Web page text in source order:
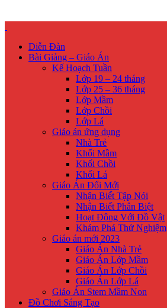
Diễn Đàn
Bài Giảng – Giáo Án
Kế Hoạch Tuần
Lớp 19 – 24 tháng
Lớp 25 – 36 tháng
Lớp Mầm
Lớp Chồi
Lớp Lá
Giáo án ứng dụng
Nhà Trẻ
Khối Mầm
Khối Chồi
Khối Lá
Giáo Án Đổi Mới
Nhận Biế́t Tập Nói
Nhận Biết Phân Biệt
Hoạt Động Với Đồ Vật
Khám Phá Thử Nghiệm
Giáo án mới 2023
Giáo Án Nhà Trẻ
Giáo Án Lớp Mầm
Giáo Án Lớp Chồi
Giáo Án Lớp Lá
Giáo Án Stem Mầm Non
Đồ Chơi Sáng Tạo